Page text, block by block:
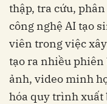
thập, tra cứu,
công nghệ AI tạo
viên trong việc
tạo ra nhiều
ảnh, video minh
hóa quy trình xuất